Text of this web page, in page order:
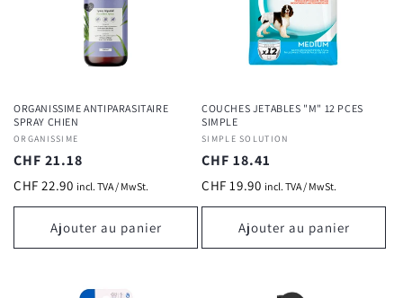
ORGANISSIME ANTIPARASITAIRE
SPRAY CHIEN
Fournisseur :
ORGANISSIME
Prix
habituel
CHF 21.18
CHF 22.90 incl. TVA / MwSt.
Ajouter au panier
COUCHES JETABLES "M" 12 PCES
SIMPLE
Fournisseur :
SIMPLE SOLUTION
Prix
habituel
CHF 18.41
CHF 19.90 incl. TVA / MwSt.
Ajouter au panier